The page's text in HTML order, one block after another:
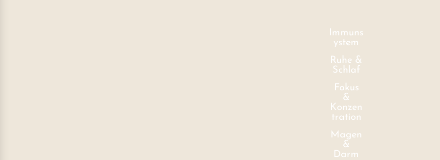
Immuns
ystem
Ruhe &
Schlaf
Fokus
&
Konzen
tration
Magen
&
Darm